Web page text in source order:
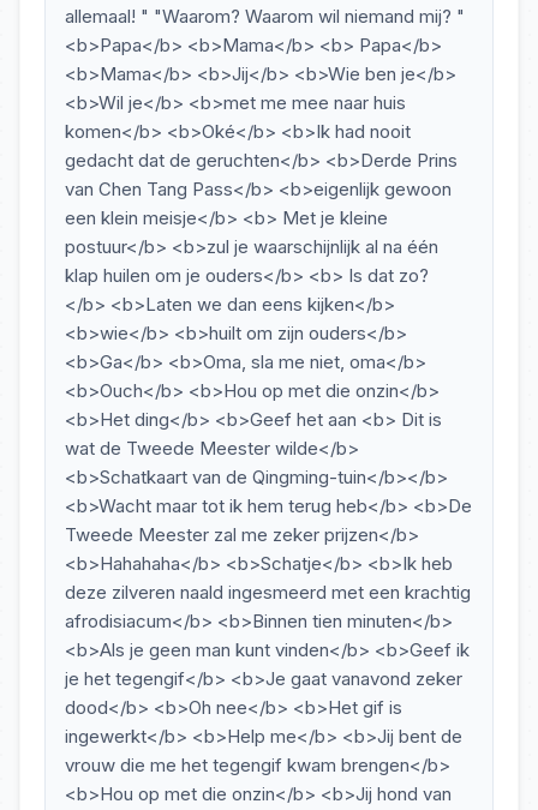
allemaal! " "Waarom? Waarom wil niemand mij? "
<b>Papa</b> <b>Mama</b> <b> Papa</b>
<b>Mama</b> <b>Jij</b> <b>Wie ben je</b>
<b>Wil je</b> <b>met me mee naar huis
komen</b> <b>Oké</b> <b>Ik had nooit
gedacht dat de geruchten</b> <b>Derde Prins
van Chen Tang Pass</b> <b>eigenlijk gewoon
een klein meisje</b> <b> Met je kleine
postuur</b> <b>zul je waarschijnlijk al na één
klap huilen om je ouders</b> <b> Is dat zo?
</b> <b>Laten we dan eens kijken</b>
<b>wie</b> <b>huilt om zijn ouders</b>
<b>Ga</b> <b>Oma, sla me niet, oma</b>
<b>Ouch</b> <b>Hou op met die onzin</b>
<b>Het ding</b> <b>Geef het aan <b> Dit is
wat de Tweede Meester wilde</b>
<b>Schatkaart van de Qingming-tuin</b></b>
<b>Wacht maar tot ik hem terug heb</b> <b>De
Tweede Meester zal me zeker prijzen</b>
<b>Hahahaha</b> <b>Schatje</b> <b>Ik heb
deze zilveren naald ingesmeerd met een krachtig
afrodisiacum</b> <b>Binnen tien minuten</b>
<b>Als je geen man kunt vinden</b> <b>Geef ik
je het tegengif</b> <b>Je gaat vanavond zeker
dood</b> <b>Oh nee</b> <b>Het gif is
ingewerkt</b> <b>Help me</b> <b>Jij bent de
vrouw die me het tegengif kwam brengen</b>
<b>Hou op met die onzin</b> <b>Jij hond van